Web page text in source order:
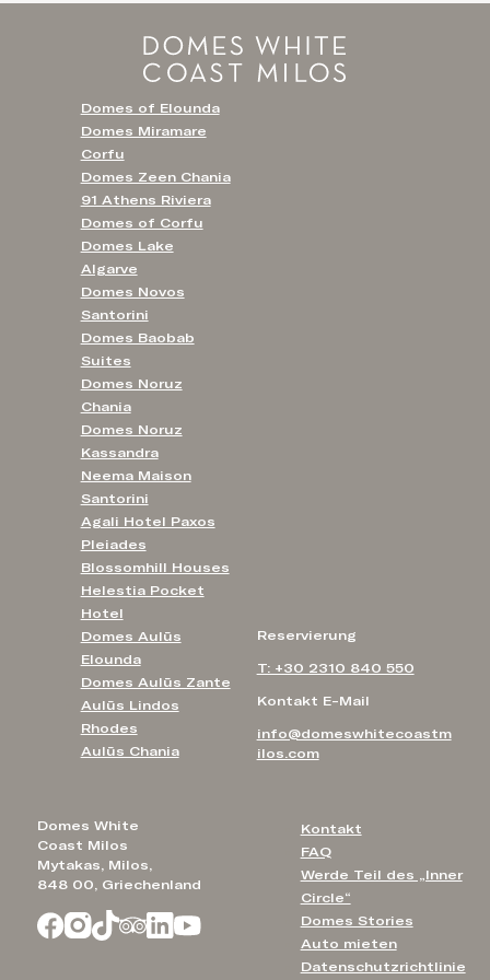
Domes White
Coast Milos
Mytakas, Milos,
848 00, Griechenland
Kontakt
FAQ
Werde Teil des „Inner
Circle“
Domes Stories
Auto mieten
Datenschutzrichtlinie
Reservierung
T: +30 2310 840 550
Kontakt E-Mail
info@domeswhitecoastm
ilos.com
Domes of Elounda
Domes Miramare
Corfu
Domes Zeen Chania
91 Athens Riviera
Domes of Corfu
Domes Lake
Algarve
Domes Novos
Santorini
Domes Baobab
Suites
Domes Noruz
Chania
Domes Noruz
Kassandra
Neema Maison
Santorini
Agali Hotel Paxos
Pleiades
Blossomhill Houses
Helestia Pocket
Hotel
Domes Aulūs
Elounda
Domes Aulūs Zante
Aulūs Lindos
Rhodes
Aulūs Chania